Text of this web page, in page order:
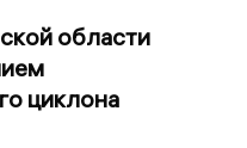
области
циклона